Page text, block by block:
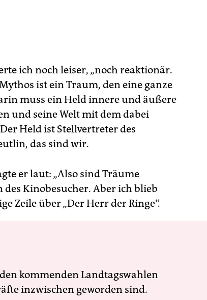
ich noch leiser, „noch reaktionär.
ist ein Traum, den eine ganze
muss ein Held innere und äußere
und seine Welt mit dem dabei
Held ist Stellvertreter des
das sind wir.
er laut: „Also sind Träume
des Kinobesucher. Aber ich blieb
Zeile über „Der Herr der Ringe“.
kommenden Landtagswahlen
inzwischen geworden sind.